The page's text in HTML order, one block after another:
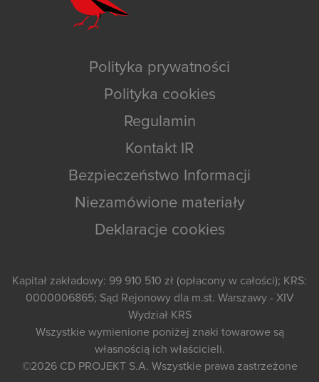
Polityka prywatności
Polityka cookies
Regulamin
Kontakt IR
Bezpieczeństwo Informacji
Niezamówione materiały
Deklaracje cookies
Kapitał zakładowy: 99 910 510 zł (opłacony w całości); KRS:
0000006865; Sąd Rejonowy dla m.st. Warszawy - XIV
Wydział KRS
Wszystkie wymienione poniżej znaki towarowe są
własnością ich właścicieli.
©2026 CD PROJEKT S.A. Wszystkie prawa zastrzeżone